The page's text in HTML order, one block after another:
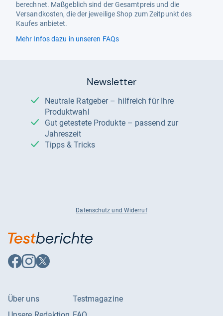
berechnet. Maßgeblich sind der Gesamtpreis und die
Versandkosten, die der jeweilige Shop zum Zeitpunkt des
Kaufes anbietet.
Mehr Infos dazu in unseren FAQs
Newsletter
Neutrale Ratgeber – hilfreich für Ihre
Produktwahl
Gut getestete Produkte – passend zur
Jahreszeit
Tipps & Tricks
Datenschutz und Widerruf
Auf
Facebook
Auf
Instagram
Auf
X
Über uns
Testmagazine